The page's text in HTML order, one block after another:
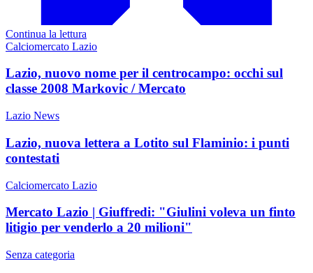
Continua la lettura
Calciomercato Lazio
Lazio, nuovo nome per il centrocampo: occhi sul
classe 2008 Markovic / Mercato
Lazio News
Lazio, nuova lettera a Lotito sul Flaminio: i punti
contestati
Calciomercato Lazio
Mercato Lazio | Giuffredi: "Giulini voleva un finto
litigio per venderlo a 20 milioni"
Senza categoria